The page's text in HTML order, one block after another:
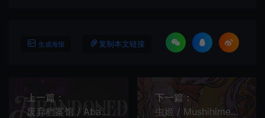
生成海报 复制本文链接
上一篇：
废弃档案馆 / Abandoned Archive 快节奏施法肉鸽动作游戏
下一篇：
虫姬 / Mushihimesama 纵向卷轴动作射击游戏